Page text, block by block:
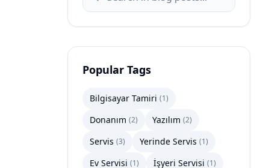
Popular Tags
Bilgisayar Tamiri (1)
Donanım (2) Yazılım (2)
Servis (3) Yerinde Servis (1)
Ev Servisi (1) İşyeri Servisi (1)